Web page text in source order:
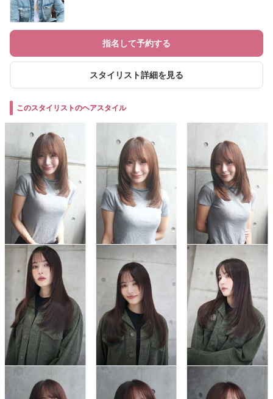
指名して予約する
スタイリスト詳細を見る
このスタイリストのヘアスタイル